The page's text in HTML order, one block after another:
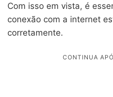
Com isso em vista, é
conexão com a internet
corretamente.